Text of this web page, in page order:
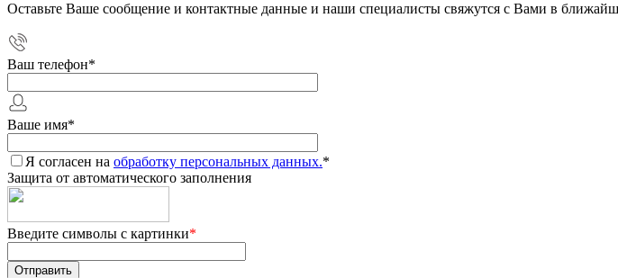
Оставьте Ваше сообщение и контактные данные и наши специалисты свяжутся с Вами в
Ваш телефон*
Ваше имя*
Я согласен на обработку персональных данных.*
Защита от автоматического заполнения
Введите символы с картинки*